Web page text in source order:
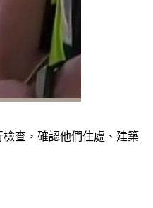
查，確認他們住處、建築